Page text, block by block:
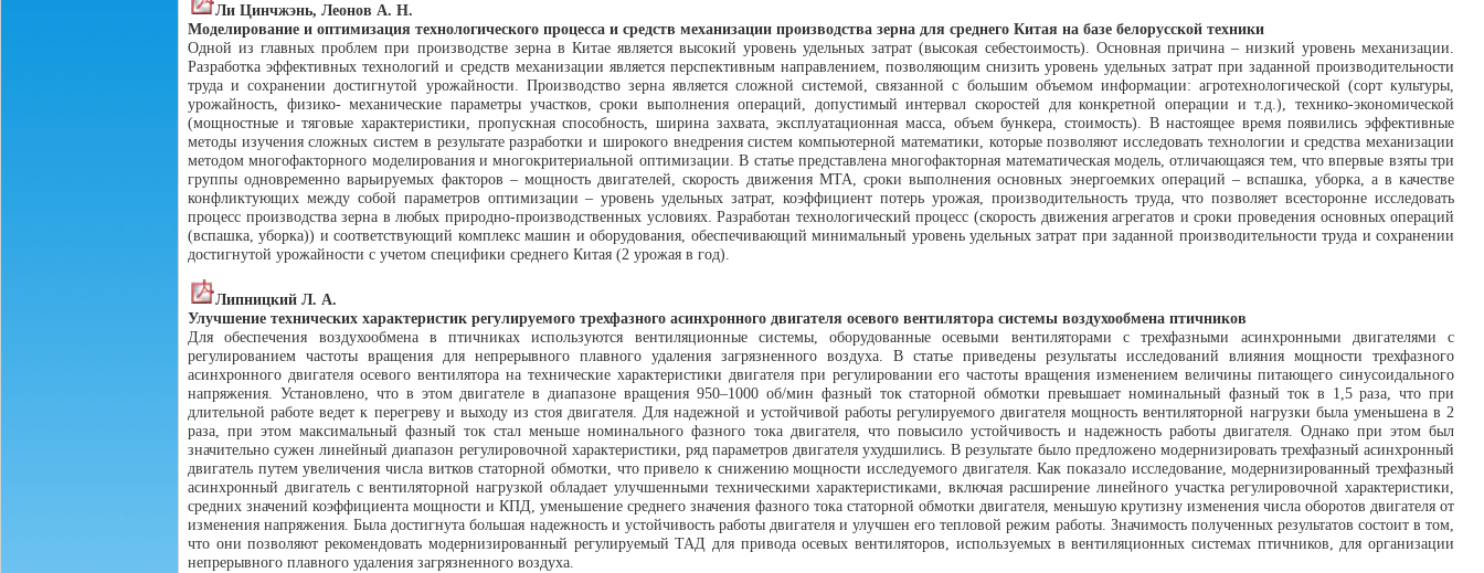
Ли Цинчжэнь, Леонов А. Н.
Моделирование и оптимизация технологического процесса и средств механизации производства зерна для среднего Китая на базе белорусской техники
Одной из главных проблем при производстве зерна в Китае является высокий уровень удельных затрат (высокая себестоимость). Основная причина – низкий уровень механизации.
Разработка эффективных технологий и средств механизации является перспективным направлением, позволяющим снизить уровень удельных затрат при заданной производительности
труда и сохранении достигнутой урожайности. Производство зерна является сложной системой, связанной с большим объемом информации: агротехнологической (сорт культуры,
урожайность, физико- механические параметры участков, сроки выполнения операций, допустимый интервал скоростей для конкретной операции и т.д.), технико-экономической
(мощностные и тяговые характеристики, пропускная способность, ширина захвата, эксплуатационная масса, объем бункера, стоимость). В настоящее время появились эффективные
методы изучения сложных систем в результате разработки и широкого внедрения систем компьютерной математики, которые позволяют исследовать технологии и средства механизации
методом многофакторного моделирования и многокритериальной оптимизации. В статье представлена многофакторная математическая модель, отличающаяся тем, что впервые взяты три
группы одновременно варьируемых факторов – мощность двигателей, скорость движения МТА, сроки выполнения основных энергоемких операций – вспашка, уборка, а в качестве
конфликтующих между собой параметров оптимизации – уровень удельных затрат, коэффициент потерь урожая, производительность труда, что позволяет всесторонне исследовать
процесс производства зерна в любых природно-производственных условиях. Разработан технологический процесс (скорость движения агрегатов и сроки проведения основных операций
(вспашка, уборка)) и соответствующий комплекс машин и оборудования, обеспечивающий минимальный уровень удельных затрат при заданной производительности труда и сохранении
достигнутой урожайности с учетом специфики среднего Китая (2 урожая в год).
Липницкий Л. А.
Улучшение технических характеристик регулируемого трехфазного асинхронного двигателя осевого вентилятора системы воздухообмена птичников
Для обеспечения воздухообмена в птичниках используются вентиляционные системы, оборудованные осевыми вентиляторами с трехфазными асинхронными двигателями с
регулированием частоты вращения для непрерывного плавного удаления загрязненного воздуха. В статье приведены результаты исследований влияния мощности трехфазного
асинхронного двигателя осевого вентилятора на технические характеристики двигателя при регулировании его частоты вращения изменением величины питающего синусоидального
напряжения. Установлено, что в этом двигателе в диапазоне вращения 950–1000 об/мин фазный ток статорной обмотки превышает номинальный фазный ток в 1,5 раза, что при
длительной работе ведет к перегреву и выходу из стоя двигателя. Для надежной и устойчивой работы регулируемого двигателя мощность вентиляторной нагрузки была уменьшена в 2
раза, при этом максимальный фазный ток стал меньше номинального фазного тока двигателя, что повысило устойчивость и надежность работы двигателя. Однако при этом был
значительно сужен линейный диапазон регулировочной характеристики, ряд параметров двигателя ухудшились. В результате было предложено модернизировать трехфазный асинхронный
двигатель путем увеличения числа витков статорной обмотки, что привело к снижению мощности исследуемого двигателя. Как показало исследование, модернизированный трехфазный
асинхронный двигатель с вентиляторной нагрузкой обладает улучшенными техническими характеристиками, включая расширение линейного участка регулировочной характеристики,
средних значений коэффициента мощности и КПД, уменьшение среднего значения фазного тока статорной обмотки двигателя, меньшую крутизну изменения числа оборотов двигателя от
изменения напряжения. Была достигнута большая надежность и устойчивость работы двигателя и улучшен его тепловой режим работы. Значимость полученных результатов состоит в том,
что они позволяют рекомендовать модернизированный регулируемый ТАД для привода осевых вентиляторов, используемых в вентиляционных системах птичников, для организации
непрерывного плавного удаления загрязненного воздуха.